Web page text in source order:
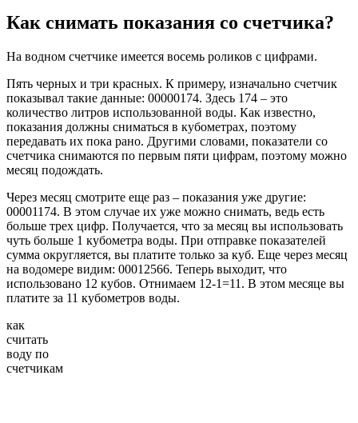
Как снимать показания со счетчика?
На водном счетчике имеется восемь роликов с цифрами.
Пять черных и три красных. К примеру, изначально счетчик
показывал такие данные: 00000174. Здесь 174 – это
количество литров использованной воды. Как известно,
показания должны сниматься в кубометрах, поэтому
передавать их пока рано. Другими словами, показатели со
счетчика снимаются по первым пяти цифрам, поэтому можно
месяц подождать.
Через месяц смотрите еще раз – показания уже другие:
00001174. В этом случае их уже можно снимать, ведь есть
больше трех цифр. Получается, что за месяц вы использовать
чуть больше 1 кубометра воды. При отправке показателей
сумма округляется, вы платите только за куб. Еще через месяц
на водомере видим: 00012566. Теперь выходит, что
использовано 12 кубов. Отнимаем 12-1=11. В этом месяце вы
платите за 11 кубометров воды.
как
считать
воду по
счетчикам